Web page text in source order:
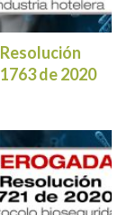
Resolución
1763 de 2020